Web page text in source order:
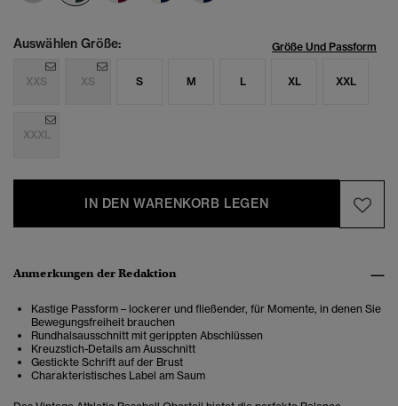
Auswählen Größe: Größe Und Passform
XXS XS S M L XL XXL
XXXL
IN DEN WARENKORB LEGEN
Anmerkungen der Redaktion
Kastige Passform – lockerer und fließender, für Momente, in denen Sie
Bewegungsfreiheit brauchen
Rundhalsausschnitt mit gerippten Abschlüssen
Kreuzstich-Details am Ausschnitt
Gestickte Schrift auf der Brust
Charakteristisches Label am Saum